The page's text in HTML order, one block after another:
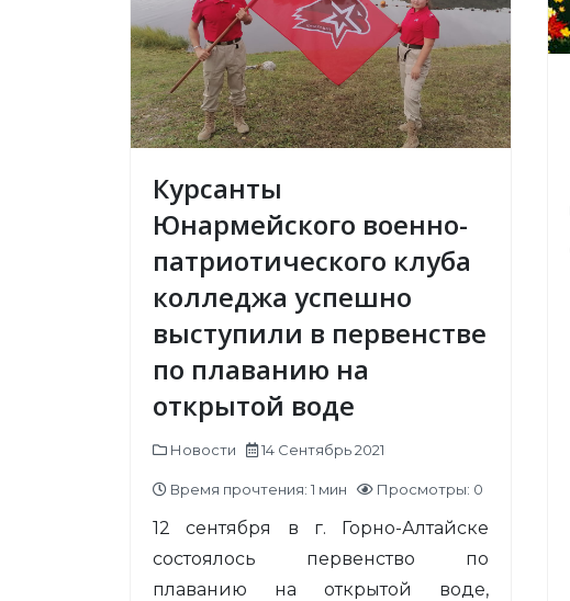
Курсанты
Юнармейского военно-
патриотического клуба
колледжа успешно
выступили в первенстве
по плаванию на
открытой воде
Новости 14 Сентябрь 2021
Время прочтения: 1 мин Просмотры: 0
12 сентября в г. Горно-Алтайске
состоялось первенство по
плаванию на открытой воде,